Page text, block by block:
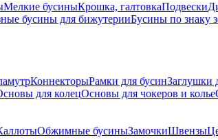
Мелкие бусиныКрошка, галтовкаПодвески
бусины для бижутерииБусины по знаку
КоннекторыРамки для бусинЗаглушки
для колецОсновы для чокеров и колье
Обжимные бусиныЗамочкиШвензы